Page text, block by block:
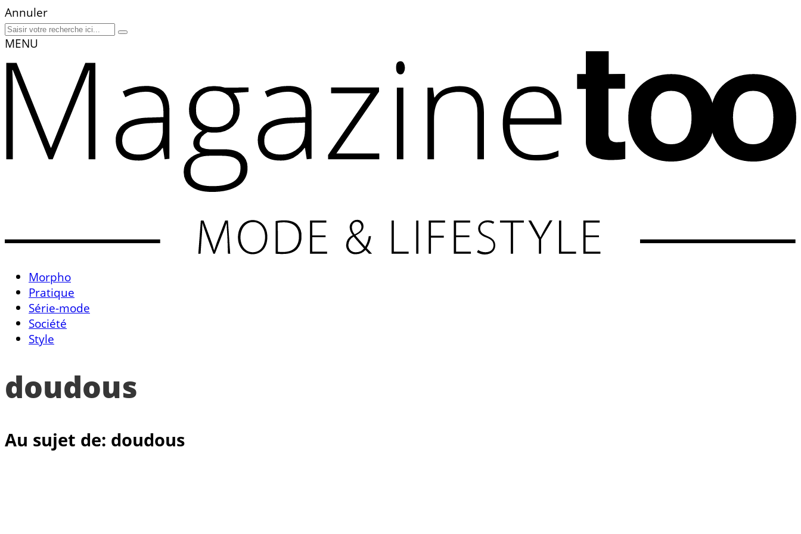
Annuler
MENU
Morpho
Pratique
Série-mode
Société
Style
doudous
Au sujet de: doudous